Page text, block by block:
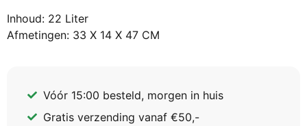
Inhoud: 22 Liter
Afmetingen: 33 X 14 X 47 CM
Vóór 15:00 besteld, morgen in huis
Gratis verzending vanaf €50,-